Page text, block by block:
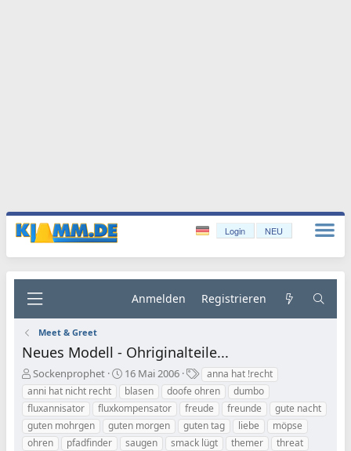
Login NEU
Anmelden Registrieren
Meet & Greet
Neues Modell - Ohriginalteile...
E
r
s
t
e
l
Sockenprophet
E
r
s
t
e
l
16 Mai 2006
S
c
h
l
a
g
anna hat !recht
anni hat nicht recht
blasen doofe ohren
dumbo
fluxannisator
fluxkompensator freude freunde
gute nacht
guten mohrgen
guten morgen guten tag liebe
möpse
ohren
pfadfinder saugen smack lügt themer threat